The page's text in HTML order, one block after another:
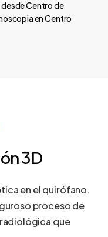
Centro de
en Centro
3D
en el quirófano.
proceso de
que